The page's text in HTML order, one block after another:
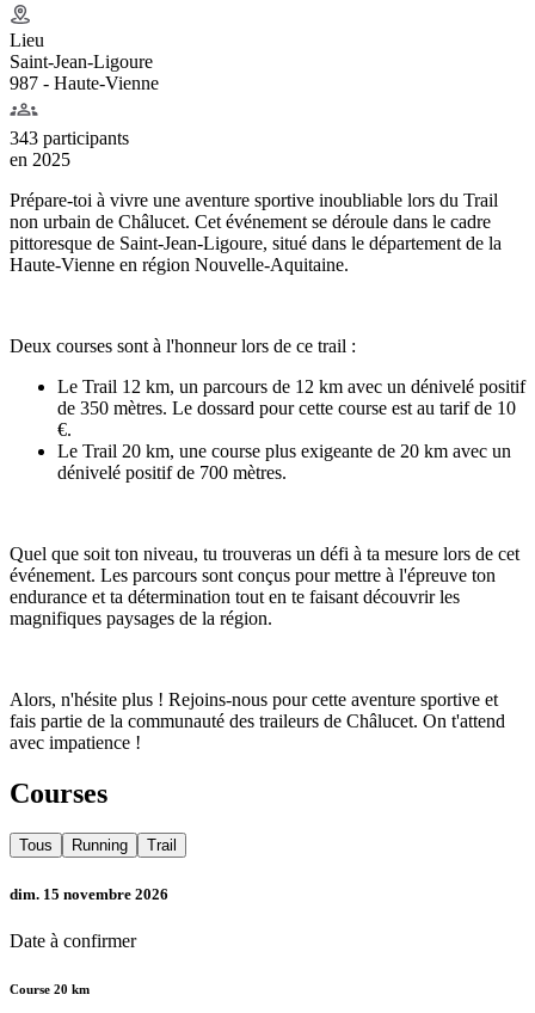
Lieu
Saint-Jean-Ligoure
987 - Haute-Vienne
343 participants
en 2025
Prépare-toi à vivre une aventure sportive inoubliable lors du Trail
non urbain de Châlucet. Cet événement se déroule dans le cadre
pittoresque de Saint-Jean-Ligoure, situé dans le département de la
Haute-Vienne en région Nouvelle-Aquitaine.
Deux courses sont à l'honneur lors de ce trail :
Le Trail 12 km, un parcours de 12 km avec un dénivelé positif
de 350 mètres. Le dossard pour cette course est au tarif de 10
€.
Le Trail 20 km, une course plus exigeante de 20 km avec un
dénivelé positif de 700 mètres.
Quel que soit ton niveau, tu trouveras un défi à ta mesure lors de cet
événement. Les parcours sont conçus pour mettre à l'épreuve ton
endurance et ta détermination tout en te faisant découvrir les
magnifiques paysages de la région.
Alors, n'hésite plus ! Rejoins-nous pour cette aventure sportive et
fais partie de la communauté des traileurs de Châlucet. On t'attend
avec impatience !
Courses
Tous Running Trail
dim. 15 novembre 2026
Date à confirmer
Course 20 km